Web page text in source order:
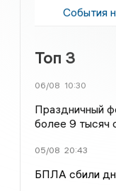
События
Топ 3
06/08 10:30
Праздничный
более 9 тысяч
05/08 20:43
БПЛА сбили